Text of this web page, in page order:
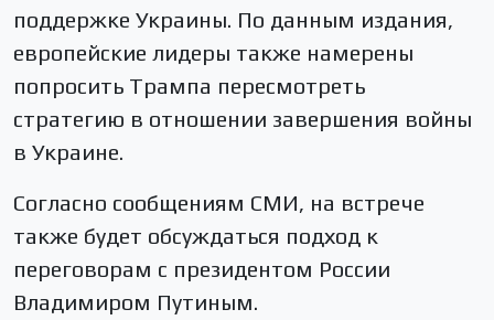
поддержке Украины. По данным издания,
европейские лидеры также намерены
попросить Трампа пересмотреть
стратегию в отношении завершения войны
в Украине.
Согласно сообщениям СМИ, на встрече
также будет обсуждаться подход к
переговорам с президентом России
Владимиром Путиным.